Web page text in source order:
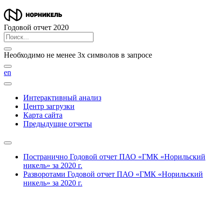
Годовой отчет 2020
Необходимо не менее 3х символов в запросе
en
Интерактивный анализ
Центр загрузки
Карта сайта
Предыдущие отчеты
Постранично Годовой отчет ПАО «ГМК «Норильский
никель» за 2020 г.
Разворотами Годовой отчет ПАО «ГМК «Норильский
никель» за 2020 г.